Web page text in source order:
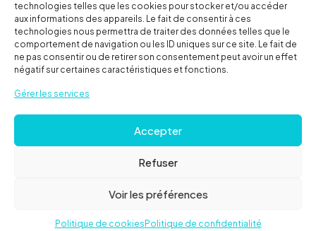
technologies telles que les cookies pour stocker et/ou accéder
aux informations des appareils. Le fait de consentir à ces
technologies nous permettra de traiter des données telles que le
comportement de navigation ou les ID uniques sur ce site. Le fait de
ne pas consentir ou de retirer son consentement peut avoir un effet
négatif sur certaines caractéristiques et fonctions.
Gérer les services
Accepter
Refuser
Voir les préférences
Politique de cookies Politique de confidentialité
Contact
Ma liste
FAQ
Roues libres| Tous droits réservés |